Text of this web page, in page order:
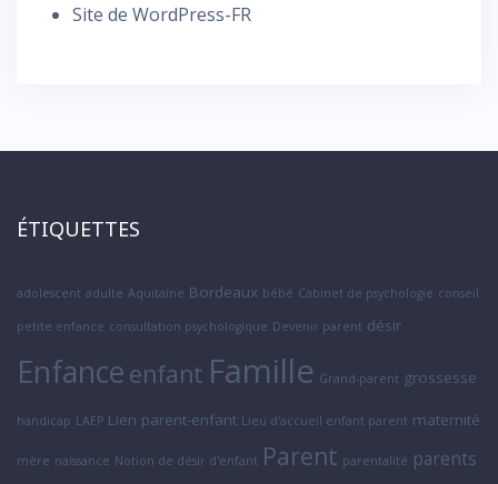
Site de WordPress-FR
ÉTIQUETTES
adolescent adulte Aquitaine Bordeaux bébé Cabinet de psychologie conseil
petite enfance consultation psychologique Devenir parent désir
Enfance enfant Famille Grand-parent grossesse
handicap LAEP Lien parent-enfant Lieu d'accueil enfant parent maternité
mère naissance Notion de désir d'enfant Parent parentalité parents